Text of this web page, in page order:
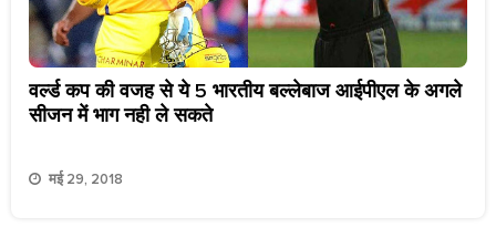
वर्ल्ड कप की वजह से ये 5 भारतीय बल्लेबाज आईपीएल के अगले
सीजन में भाग नही ले सकते
मई 29, 2018